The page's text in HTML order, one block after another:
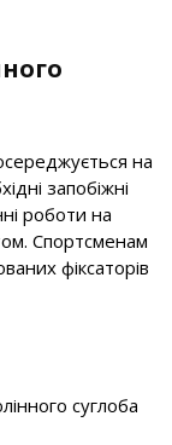
на
запобіжні
роботи на
Спортсменам
фіксаторів
суглоба